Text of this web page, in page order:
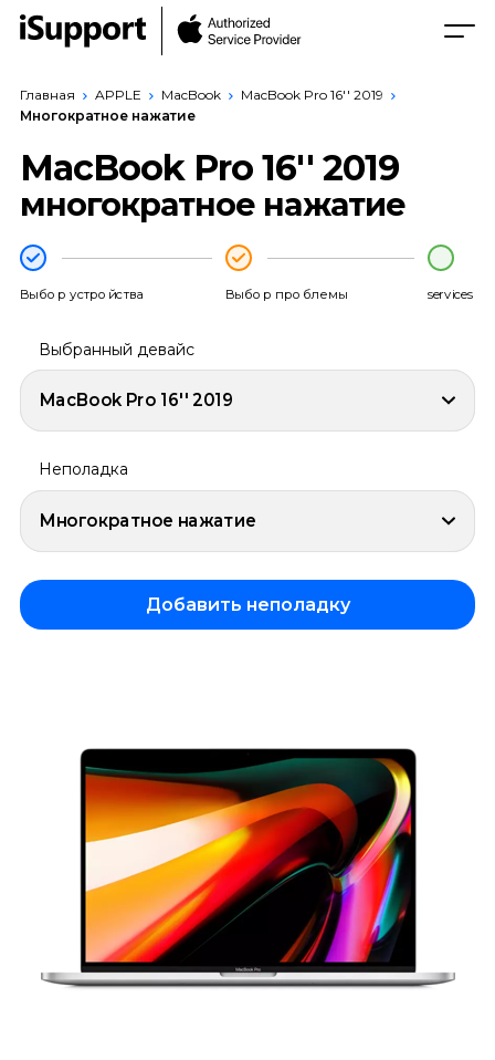
Главная APPLE MacBook
MacBook Pro 16'' 2019
Многократное нажатие
MacBook Pro 16'' 2019
многократное нажатие
Выбор устройства Выбор проблемы services
Выбранный девайс
MacBook Pro 16'' 2019
Неполадка
Многократное нажатие
Добавить неполадку